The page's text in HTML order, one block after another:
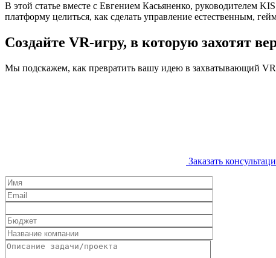
В этой статье вместе с Евгением Касьяненко, руководителем
платформу целиться, как сделать управление естественным,
Создайте VR-игру, в которую захотят
Мы подскажем, как превратить вашу идею в захватывающий
Заказать